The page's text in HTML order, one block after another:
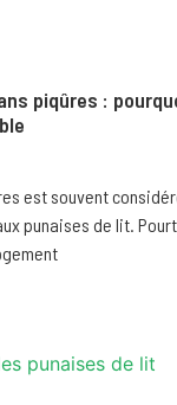
piqûres :
est souvent
punaises de lit.